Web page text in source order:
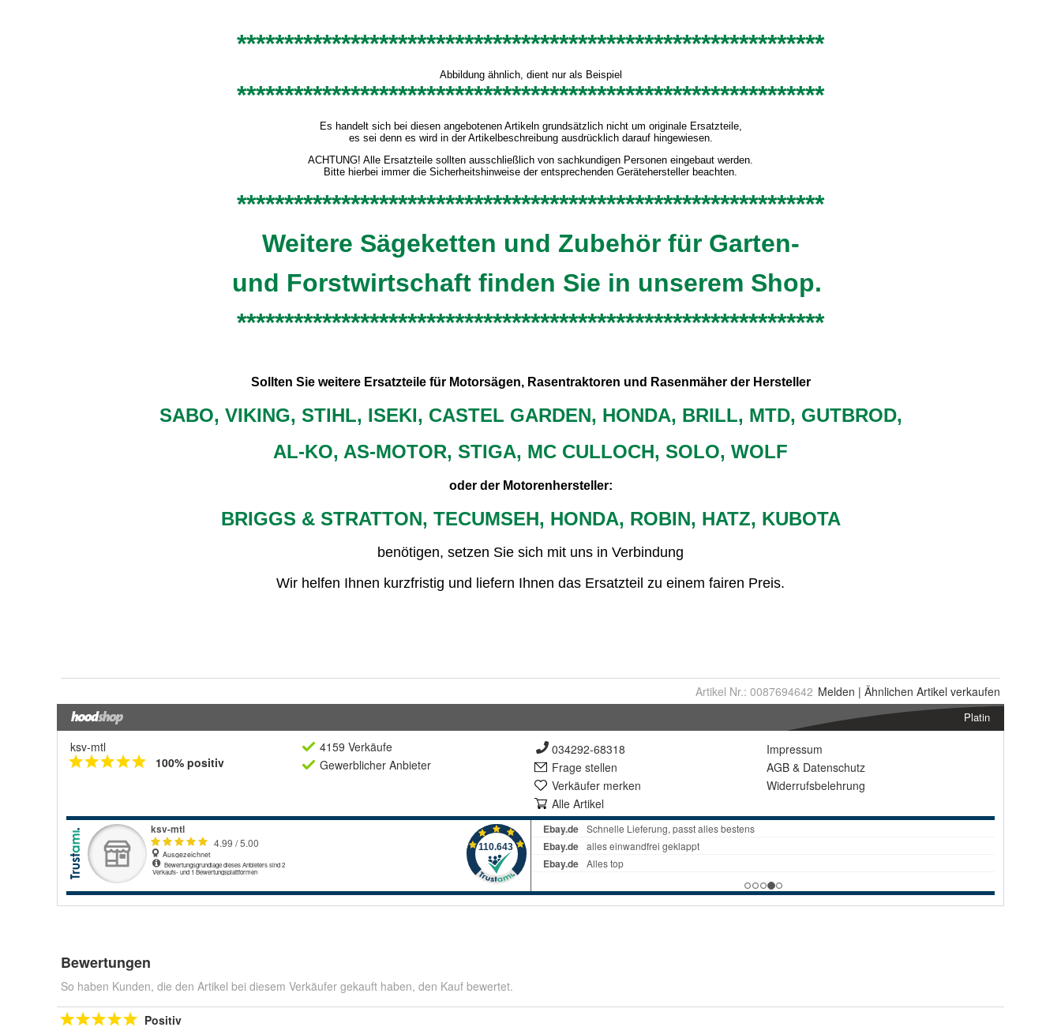
Artikel Nr.: 0087694642 Melden | Ähnlichen Artikel verkaufen
Platin
ksv-mtl
100% positiv
4159 Verkäufe
Gewerblicher Anbieter
034292-68318
Frage stellen
Verkäufer merken
Alle Artikel
Impressum
AGB & Datenschutz
Widerrufsbelehrung
Bewertungen
So haben Kunden, die den Artikel bei diesem Verkäufer gekauft haben, den Kauf bewertet.
Positiv